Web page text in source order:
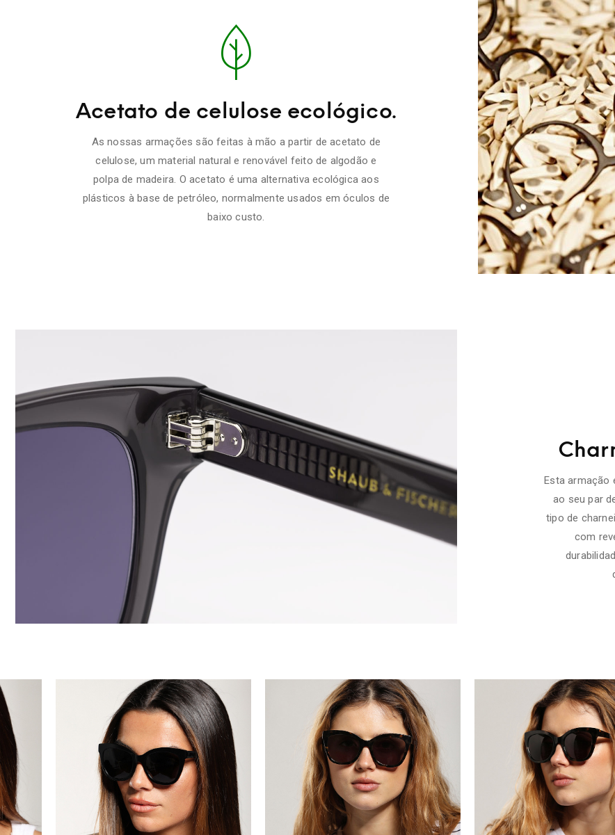
Acetato de celulose ecológico.
As nossas armações são feitas à mão a partir de acetato de
celulose, um material natural e renovável feito de algodão e
polpa de madeira. O acetato é uma alternativa ecológica aos
plásticos à base de petróleo, normalmente usados em óculos de
baixo custo.
Esta armação
ao seu par
tipo de
com